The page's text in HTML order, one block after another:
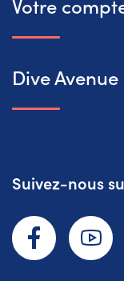
Dive Avenue
Suivez-nous